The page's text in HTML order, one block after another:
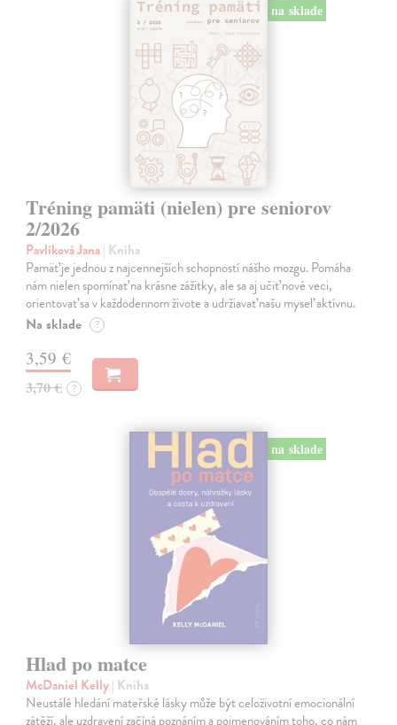
na sklade
Tréning pamäti (nielen) pre seniorov
2/2026
Pavlíková Jana| Kniha
Pamäť je jednou z najcennejších schopností nášho mozgu. Pomáha
nám nielen spomínať na krásne zážitky, ale sa aj učiť nové veci,
orientovať sa v každodennom živote a udržiavať našu myseľ aktívnu.
Na sklade ?
3,59 €
3,70 € ?
na sklade
Hlad po matce
McDaniel Kelly| Kniha
Neustálé hledání mateřské lásky může být celoživotní emocionální
zátěží, ale uzdravení začíná poznáním a pojmenováním toho, co nám